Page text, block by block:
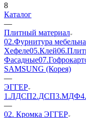
8
Каталог
—
Плитный материал
02.Фурнитура
Хефеле05.Клей
Фасадные
SAMSUNG (Корея)
—
ЭГГЕР
1.ЛДСП2.ДСП3.МДФ
—
02. Кромка ЭГГЕР